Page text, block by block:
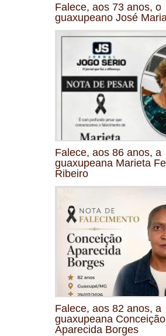
Falece, aos 73 anos, o
guaxupeano José
Falece, aos 86 anos, a
guaxupeana Marieta
Ribeiro
Falece, aos 82 anos, a
guaxupeana Conceição
Aparecida Borges